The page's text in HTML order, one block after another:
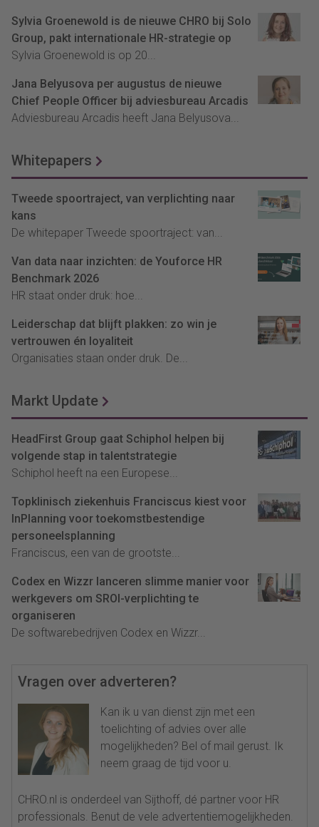
Sylvia Groenewold is de nieuwe CHRO bij Solo
Group, pakt internationale HR-strategie op
Sylvia Groenewold is op 20...
Jana Belyusova per augustus de nieuwe
Chief People Officer bij adviesbureau Arcadis
Adviesbureau Arcadis heeft Jana Belyusova...
Whitepapers
Tweede spoortraject, van verplichting naar
kans
De whitepaper Tweede spoortraject: van...
Van data naar inzichten: de Youforce HR
Benchmark 2026
HR staat onder druk: hoe...
Leiderschap dat blijft plakken: zo win je
vertrouwen én loyaliteit
Organisaties staan onder druk. De...
Markt Update
HeadFirst Group gaat Schiphol helpen bij
volgende stap in talentstrategie
Schiphol heeft na een Europese...
Topklinisch ziekenhuis Franciscus kiest voor
InPlanning voor toekomstbestendige
personeelsplanning
Franciscus, een van de grootste...
Codex en Wizzr lanceren slimme manier voor
werkgevers om SROI-verplichting te
organiseren
De softwarebedrijven Codex en Wizzr...
Vragen over adverteren?
Kan ik u van dienst zijn met een
toelichting of advies over alle
mogelijkheden? Bel of mail gerust. Ik
neem graag de tijd voor u.
CHRO.nl is onderdeel van Sijthoff, dé partner voor HR
professionals. Benut de vele advertentiemogelijkheden.